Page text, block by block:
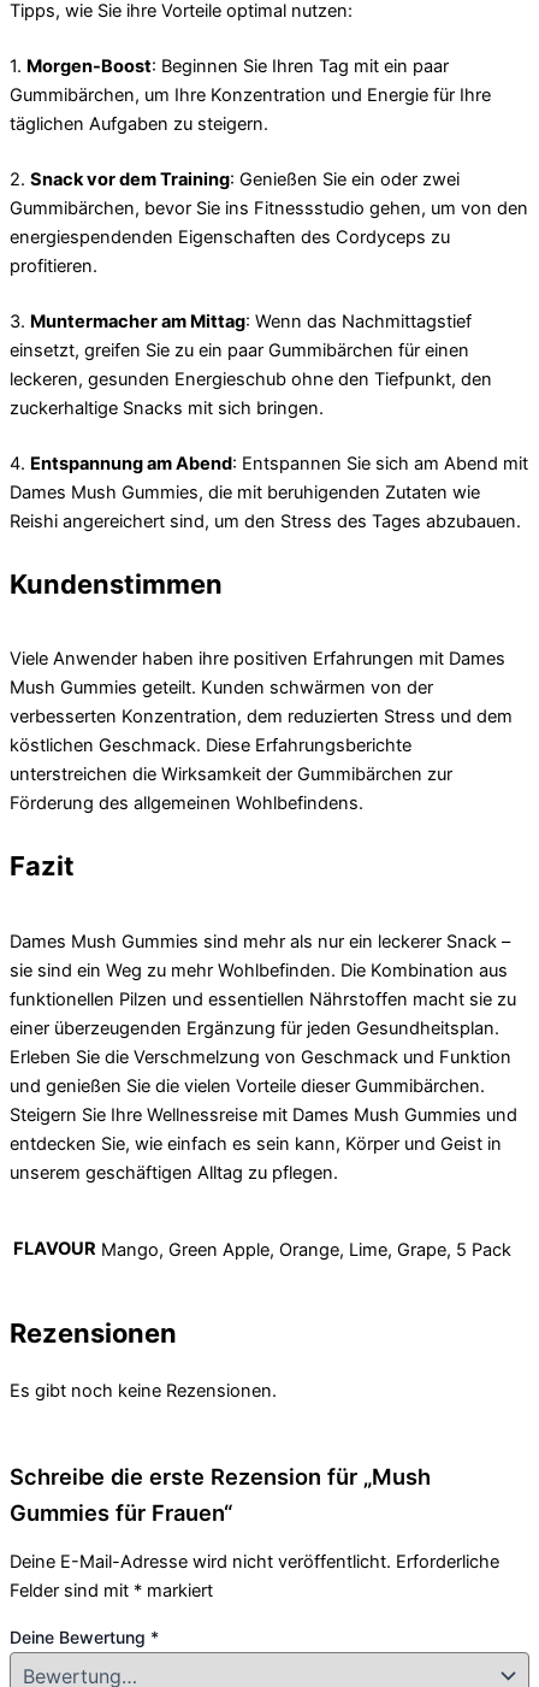
Tipps, wie Sie ihre Vorteile optimal nutzen:
1. Morgen-Boost: Beginnen Sie Ihren Tag mit ein paar
Gummibärchen, um Ihre Konzentration und Energie für Ihre
täglichen Aufgaben zu steigern.
2. Snack vor dem Training: Genießen Sie ein oder zwei
Gummibärchen, bevor Sie ins Fitnessstudio gehen, um von den
energiespendenden Eigenschaften des Cordyceps zu
profitieren.
3. Muntermacher am Mittag: Wenn das Nachmittagstief
einsetzt, greifen Sie zu ein paar Gummibärchen für einen
leckeren, gesunden Energieschub ohne den Tiefpunkt, den
zuckerhaltige Snacks mit sich bringen.
4. Entspannung am Abend: Entspannen Sie sich am Abend mit
Dames Mush Gummies, die mit beruhigenden Zutaten wie
Reishi angereichert sind, um den Stress des Tages abzubauen.
Kundenstimmen
Viele Anwender haben ihre positiven Erfahrungen mit Dames
Mush Gummies geteilt. Kunden schwärmen von der
verbesserten Konzentration, dem reduzierten Stress und dem
köstlichen Geschmack. Diese Erfahrungsberichte
unterstreichen die Wirksamkeit der Gummibärchen zur
Förderung des allgemeinen Wohlbefindens.
Fazit
Dames Mush Gummies sind mehr als nur ein leckerer Snack –
sie sind ein Weg zu mehr Wohlbefinden. Die Kombination aus
funktionellen Pilzen und essentiellen Nährstoffen macht sie zu
einer überzeugenden Ergänzung für jeden Gesundheitsplan.
Erleben Sie die Verschmelzung von Geschmack und Funktion
und genießen Sie die vielen Vorteile dieser Gummibärchen.
Steigern Sie Ihre Wellnessreise mit Dames Mush Gummies und
entdecken Sie, wie einfach es sein kann, Körper und Geist in
unserem geschäftigen Alltag zu pflegen.
FLAVOUR Mango, Green Apple, Orange, Lime, Grape, 5 Pack
Rezensionen
Es gibt noch keine Rezensionen.
Schreibe die erste Rezension für „Mush
Gummies für Frauen“
Deine E-Mail-Adresse wird nicht veröffentlicht. Erforderliche
Felder sind mit * markiert
Deine Bewertung *